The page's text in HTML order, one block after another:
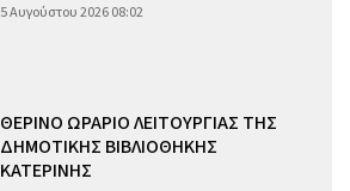
5 Αυγούστου 2026 08:02
ΘΕΡΙΝΟ ΩΡΑΡΙΟ ΛΕΙΤΟΥΡΓΙΑΣ ΤΗΣ
ΔΗΜΟΤΙΚΗΣ ΒΙΒΛΙΟΘΗΚΗΣ
ΚΑΤΕΡΙΝΗΣ